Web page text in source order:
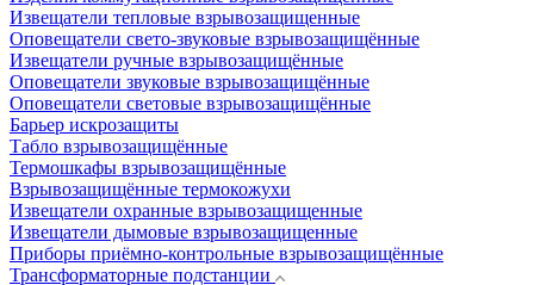
Извещатели тепловые взрывозащищенные
Оповещатели свето-звуковые взрывозащищённые
Извещатели ручные взрывозащищённые
Оповещатели звуковые взрывозащищённые
Оповещатели световые взрывозащищённые
Барьер искрозащиты
Табло взрывозащищённые
Термошкафы взрывозащищённые
Взрывозащищённые термокожухи
Извещатели охранные взрывозащищенные
Извещатели дымовые взрывозащищенные
Приборы приёмно-контрольные взрывозащищённые
Трансформаторные подстанции